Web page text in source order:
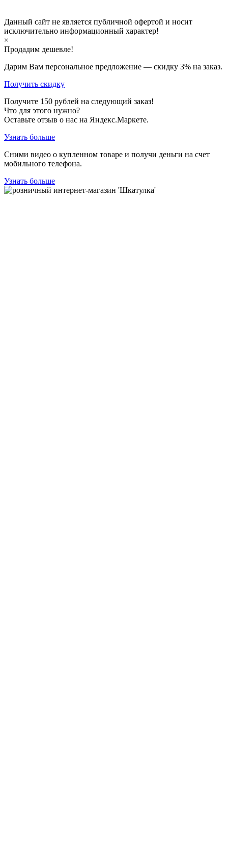
Данный сайт не является публичной офертой и носит
исключительно информационный характер!
×
Продадим дешевле!
Дарим Вам персональное предложение — скидку 3% на заказ.
Получить скидку
Получите 150 рублей на следующий заказ!
Что для этого нужно?
Оставьте отзыв о нас на Яндекс.Маркете.
Узнать больше
Сними видео о купленном товаре и получи деньги на счет
мобильного телефона.
Узнать больше